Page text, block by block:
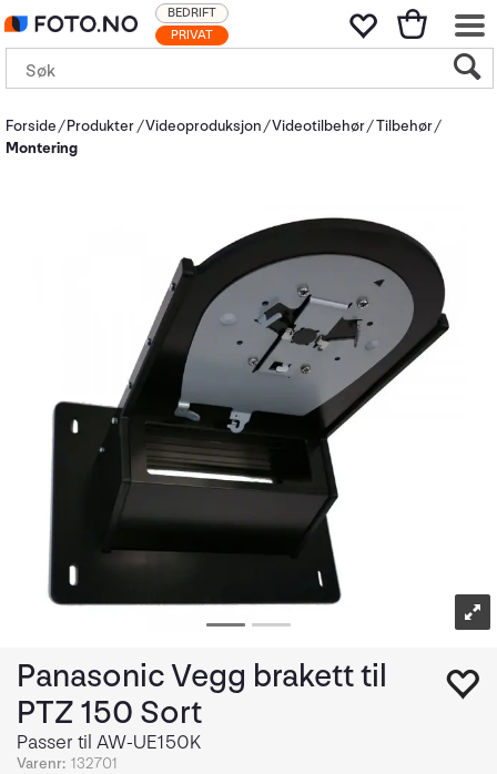
PRIVAT
BEDRIFT
Forside Produkter Videoproduksjon Videotilbehør Tilbehør
Montering
Panasonic Vegg brakett til
PTZ 150 Sort
Passer til AW-UE150K
Varenr: 132701